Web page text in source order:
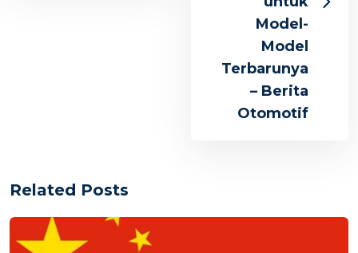
Model-
Model
Terbarunya
– Berita
Otomotif
Related Posts